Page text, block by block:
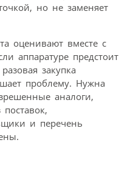
но не заменяет
оценивают вместе с
аппаратуре предстоит
закупка
проблему. Нужна
аналоги,
и перечень